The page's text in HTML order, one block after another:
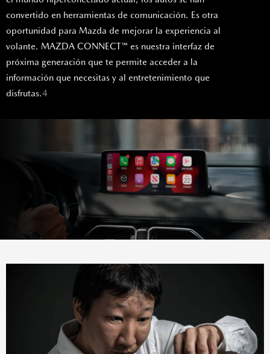
convertido en herramientas de comunicación. Es otra
oportunidad para Mazda de mejorar la experiencia al
volante. MAZDA CONNECT™ es nuestra interfaz de
próxima generación que te permite acceder a la
información que necesitas y al entretenimiento que
disfrutas.4